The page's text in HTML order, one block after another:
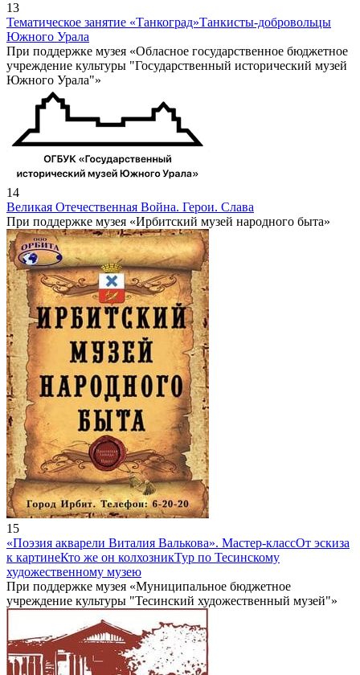
13
Тематическое занятие «Танкоград»Танкисты-добровольцы
Южного Урала
При поддержке музея «Обласное государственное бюджетное
учреждение культуры "Государственный исторический музей
Южного Урала"»
14
Великая Отечественная Война. Герои. Слава
При поддержке музея «Ирбитский музей народного быта»
15
«Поэзия акварели Виталия Валькова». Мастер-классОт эскиза
к картинеКто же он колхозникТур по Тесинскому
художественному музею
При поддержке музея «Муниципальное бюджетное
учреждение культуры "Тесинский художественный музей"»